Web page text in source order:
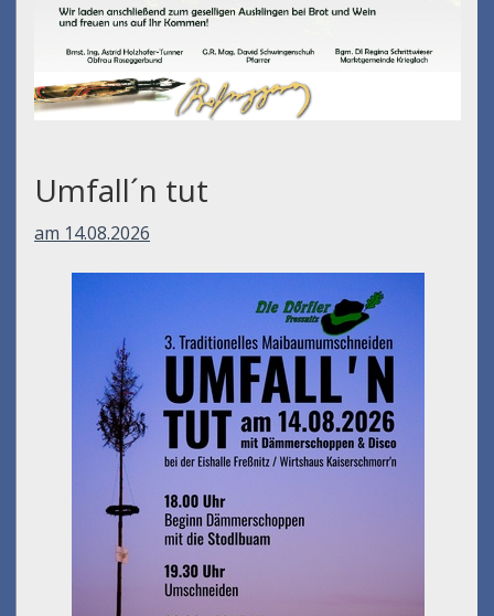
Umfall´n tut
am 14.08.2026